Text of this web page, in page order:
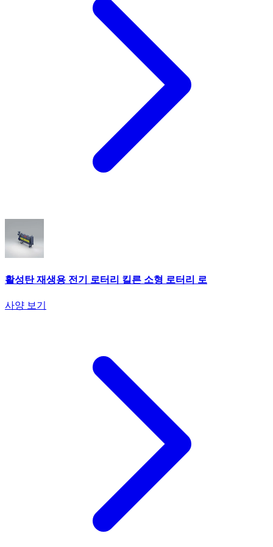
활성탄 재생용 전기 로터리 킬른 소형 로터리 로
사양 보기